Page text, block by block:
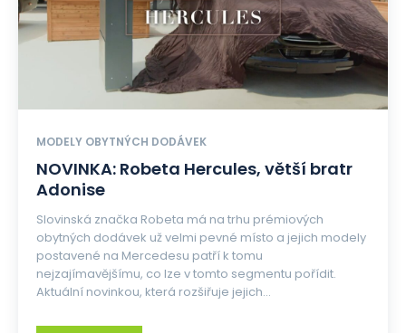
MODELY OBYTNÝCH DODÁVEK
NOVINKA: Robeta Hercules, větší bratr
Adonise
Slovinská značka Robeta má na trhu prémiových
obytných dodávek už velmi pevné místo a jejich modely
postavené na Mercedesu patří k tomu
nejzajímavějšímu, co lze v tomto segmentu pořídit.
Aktuální novinkou, která rozšiřuje jejich...